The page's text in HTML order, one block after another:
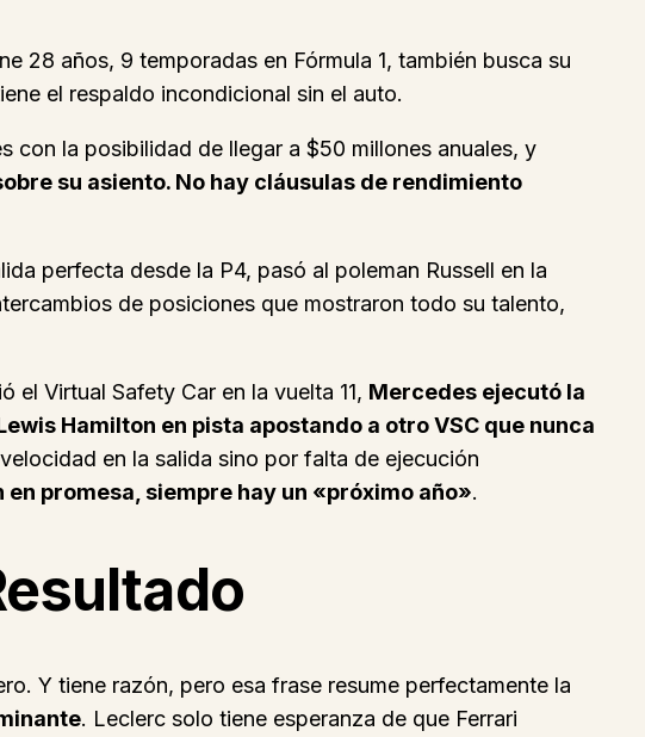
28 años, 9 temporadas en Fórmula 1, también busca su
el respaldo incondicional sin el auto.
con la posibilidad de llegar a $50 millones anuales, y
su asiento. No hay cláusulas de rendimiento
perfecta desde la P4, pasó al poleman Russell en la
de posiciones que mostraron todo su talento,
Virtual Safety Car en la vuelta 11, Mercedes ejecutó la
Hamilton en pista apostando a otro VSC que nunca
en la salida sino por falta de ejecución
promesa, siempre hay un «próximo año».
Y tiene razón, pero esa frase resume perfectamente la
. Leclerc solo tiene esperanza de que Ferrari